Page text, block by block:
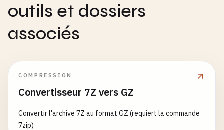
outils et dossiers
associés
COMPRESSION
Convertisseur 7Z vers GZ
Convertir l'archive 7Z au format GZ (requiert la commande
7zip)